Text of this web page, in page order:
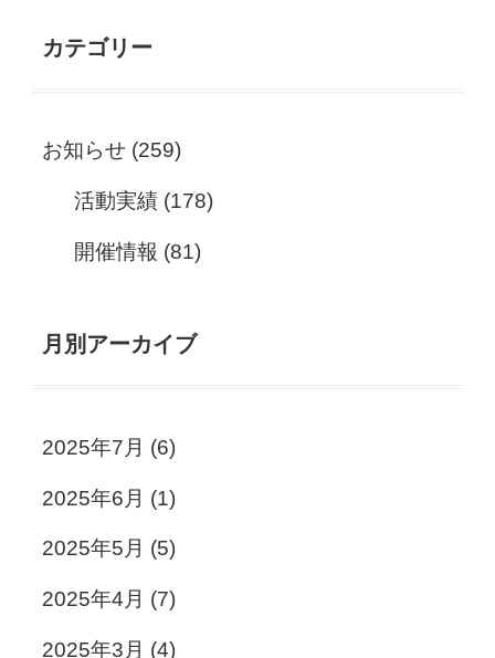
カテゴリー
お知らせ (259)
活動実績(178)
開催情報 (81)
月別アーカイブ
2025年7月 (6)
2025年6月 (1)
2025年5月 (5)
2025年4月 (7)
2025年3月 (4)